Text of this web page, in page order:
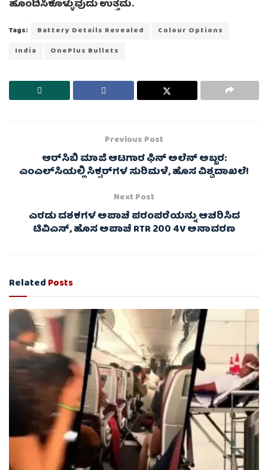
ಹೊಂದಿಸಿಕೊಳ್ಳುವುದು ಉತ್ತಮ.
Tags: Battery Details Revealed
Colour Options
India
OnePlus Bullets
Previous Post
ಆರ್‌ಸಿಬಿ ಮಾಜಿ ಆಟಗಾರ ಫಿನ್ ಅಲೆನ್ ಅಬ್ಬರ:
ಎಂಎಲ್‌ಸಿಯಲ್ಲಿ ಸಿಕ್ಸರ್‌ಗಳ ಸುರಿಮಳೆ, ಹೊಸ ವಿಶ್ವದಾಖಲೆ!
Next Post
ಎರಡು ದಶಕಗಳ ಅಪಾಚೆ ಪರಂಪರೆಯನ್ನು ಆಚರಿಸಿದ
ಟಿವಿಎಸ್, ಹೊಸ ಅಪಾಚೆ RTR 200 4V ಅನಾವರಣ
RelatedPosts